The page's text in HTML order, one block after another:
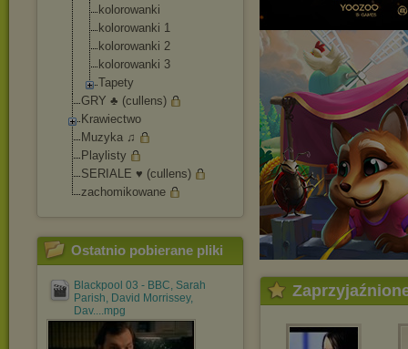
kolorowanki
kolorowanki 1
kolorowanki 2
kolorowanki 3
Tapety
GRY ♣ (cullens)
Krawiectwo
Muzyka ♫
Playlisty
SERIALE ♥ (cullens)
zachomikowane
Ostatnio pobierane pliki
Blackpool 03 - BBC, Sarah
Parish, David Morrissey,
Dav....mpg